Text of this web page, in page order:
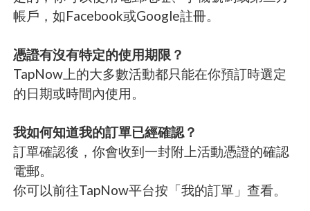
帳戶，如Facebook或Google註冊。
憑證有沒有特定的使用期限？
TapNow上的大多數活動都只能在你預訂時選定
的日期或時間內使用。
我如何知道我的訂單已經確認？
訂單確認後，你會收到一封附上活動憑證的確認
電郵。
你可以前往TapNow平台按「我的訂單」查看。